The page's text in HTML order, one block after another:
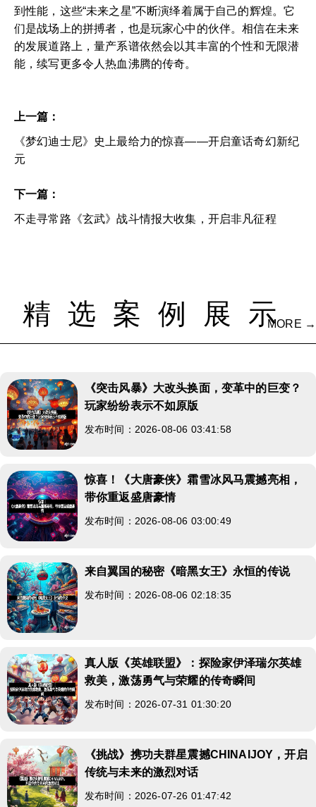
到性能，这些“未来之星”不断演绎着属于自己的辉煌。它
们是战场上的拼搏者，也是玩家心中的伙伴。相信在未来
的发展道路上，量产系谱依然会以其丰富的个性和无限潜
能，续写更多令人热血沸腾的传奇。
上一篇：
《梦幻迪士尼》史上最给力的惊喜——开启童话奇幻新纪
元
下一篇：
不走寻常路《玄武》战斗情报大收集，开启非凡征程
精选案例展示MORE →
《突击风暴》大改头换面，变革中的巨变？
玩家纷纷表示不如原版
发布时间：2026-08-06 03:41:58
惊喜！《大唐豪侠》霜雪冰风马震撼亮相，
带你重返盛唐豪情
发布时间：2026-08-06 03:00:49
来自翼国的秘密《暗黑女王》永恒的传说
发布时间：2026-08-06 02:18:35
真人版《英雄联盟》：探险家伊泽瑞尔英雄
救美，激荡勇气与荣耀的传奇瞬间
发布时间：2026-07-31 01:30:20
《挑战》携功夫群星震撼CHINAIJOY，开启
传统与未来的激烈对话
发布时间：2026-07-26 01:47:42